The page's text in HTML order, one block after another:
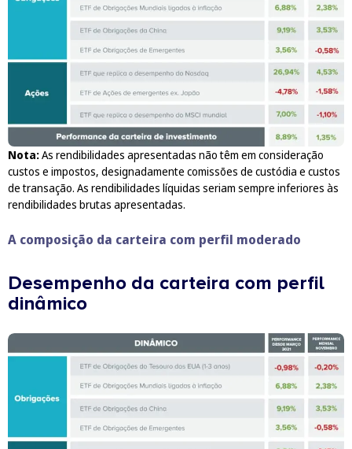
Nota:As rendibilidades apresentadas não têm em consideração
custos e impostos, designadamente comissões de custódia e custos
de transação. As rendibilidades líquidas seriam sempre inferiores às
rendibilidades brutas apresentadas.
A composição da carteira com perfil moderado
Desempenho da carteira com perfil
dinâmico